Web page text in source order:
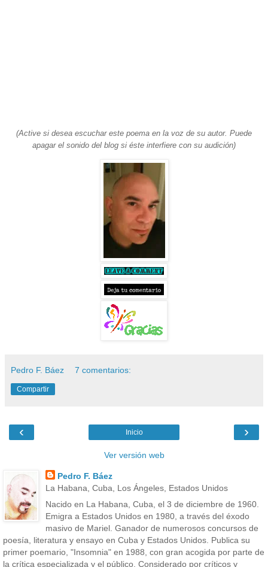
(Active si desea escuchar este poema en la voz de su autor. Puede
apagar el sonido del blog si éste interfiere con su audición)
Pedro F. Báez 7 comentarios:
Compartir
‹ ›
Inicio
Ver versión web
Pedro F. Báez
La Habana, Cuba, Los Ángeles, Estados Unidos
Nacido en La Habana, Cuba, el 3 de diciembre de 1960.
Emigra a Estados Unidos en 1980, a través del éxodo
masivo de Mariel. Ganador de numerosos concursos de
poesía, literatura y ensayo en Cuba y Estados Unidos. Publica su
primer poemario, "Insomnia" en 1988, con gran acogida por parte de
la crítica especializada y el público. Considerado por críticos y